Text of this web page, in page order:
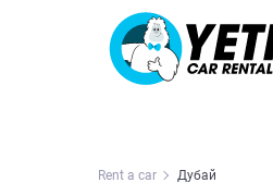
Rent a car Дубай